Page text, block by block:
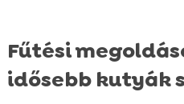
Fűtési
idősebb kutyák